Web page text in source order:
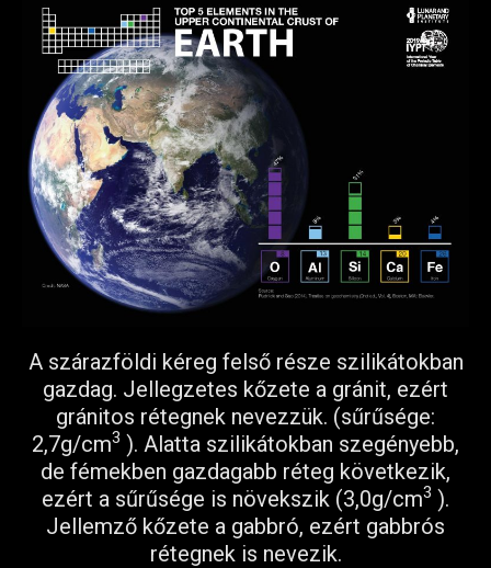
A szárazföldi kéreg felső része szilikátokban
gazdag. Jellegzetes kőzete a gránit, ezért
gránitos rétegnek nevezzük. (sűrűsége:
2,7g/cm3 ). Alatta szilikátokban szegényebb,
de fémekben gazdagabb réteg következik,
ezért a sűrűsége is növekszik (3,0g/cm3 ).
Jellemző kőzete a gabbró, ezért gabbrós
rétegnek is nevezik.